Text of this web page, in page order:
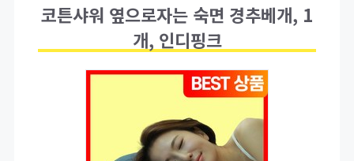
코튼샤워 옆으로자는 숙면 경추베개, 1
개, 인디핑크